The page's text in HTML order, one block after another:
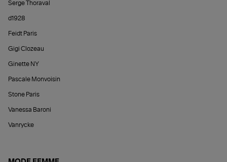
Serge Thoraval
d1928
Feidt Paris
Gigi Clozeau
Ginette NY
Pascale Monvoisin
Stone Paris
Vanessa Baroni
Vanrycke